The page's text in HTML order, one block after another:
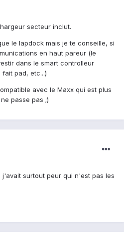
secteur inclut.
le lapdock mais je te conseille, si
en haut pareur (le
dans le smart controlleur
pad, etc...)
avec le Maxx qui est plus
passe pas ;)
surtout peur qui n'est pas les